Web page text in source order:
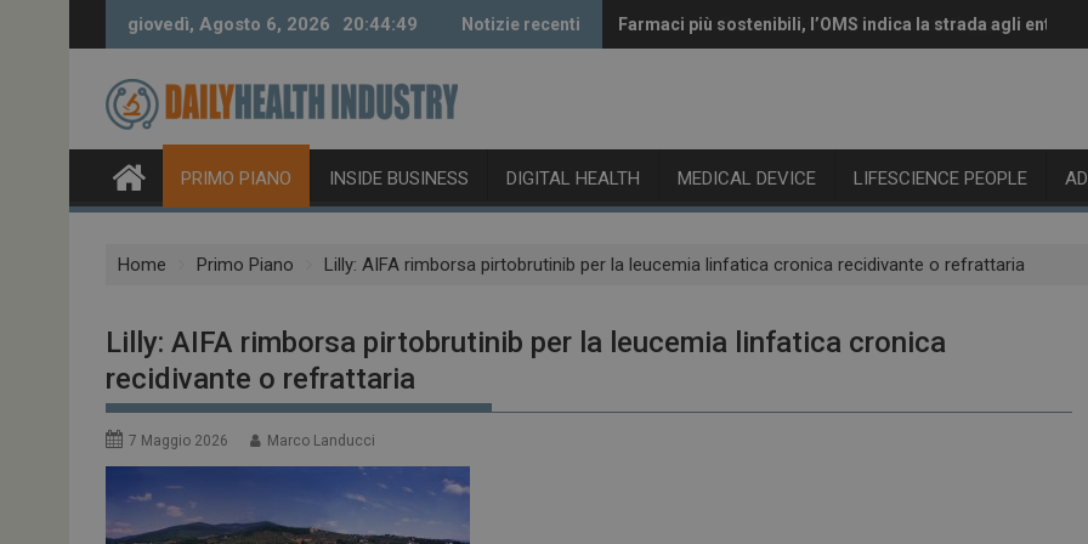
giovedì, Agosto 6, 2026 20:44:49 Notizie recenti Farmaci più sostenibili, l’OMS indica la strada agli enti
Vaccini anti-Covid, il CHMP raccomanda l’aggiornamento
PRIMO PIANO INSIDE BUSINESS DIGITAL HEALTH MEDICAL DEVICE LIFESCIENCE PEOPLE
Home Primo Piano Lilly: AIFA rimborsa pirtobrutinib per la leucemia linfatica cronica recidivante o refrattaria
Lilly: AIFA rimborsa pirtobrutinib per la leucemia linfatica cronica
recidivante o refrattaria
7 Maggio 2026 Marco Landucci